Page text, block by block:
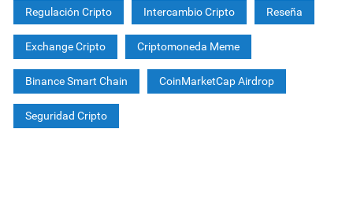
Regulación Cripto Intercambio Cripto Reseña
Exchange Cripto Criptomoneda Meme
Binance Smart Chain CoinMarketCap Airdrop
Seguridad Cripto